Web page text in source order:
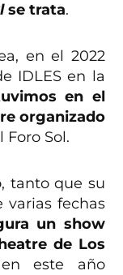
se trata.
en el 2022
IDLES en la
en el
organizado
Foro Sol.
tanto que su
fechas
un show
de Los
este año